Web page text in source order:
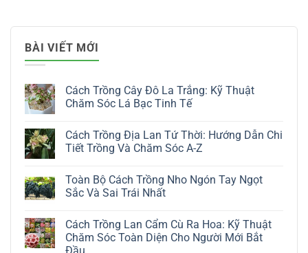
BÀI VIẾT MỚI
Cách Trồng Cây Đô La Trắng: Kỹ Thuật
Chăm Sóc Lá Bạc Tinh Tế
bình
luận
Cây
Đô
La
Thuật
Chăm
Sóc
Lá
Cách Trồng Địa Lan Tứ Thời: Hướng Dẫn Chi
Tiết Trồng Và Chăm Sóc A-Z
bình
luận
ở
Địa
Lan
Tứ
Thời:
Toàn Bộ Cách Trồng Nho Ngón Tay Ngọt
Sắc Và Sai Trái Nhất
bình
luận
ở
Toàn
Cách Trồng Lan Cẩm Cù Ra Hoa: Kỹ Thuật
Chăm Sóc Toàn Diện Cho Người Mới Bắt
Đầu